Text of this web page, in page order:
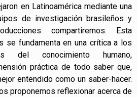
en Latinoamérica mediante una
de investigación brasileños y
compartiremos. Esta
se fundamenta en una crítica a los
del conocimiento humano,
práctica de todo saber que,
entendido como un saber-hacer.
proponemos reflexionar acerca de